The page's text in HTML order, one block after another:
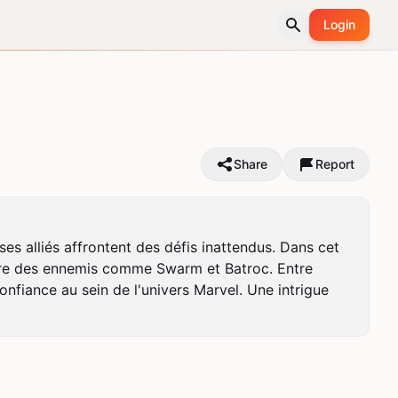
Login
Share Report
alliés affrontent des défis inattendus. Dans cet
des ennemis comme Swarm et Batroc. Entre
au sein de l'univers Marvel. Une intrigue